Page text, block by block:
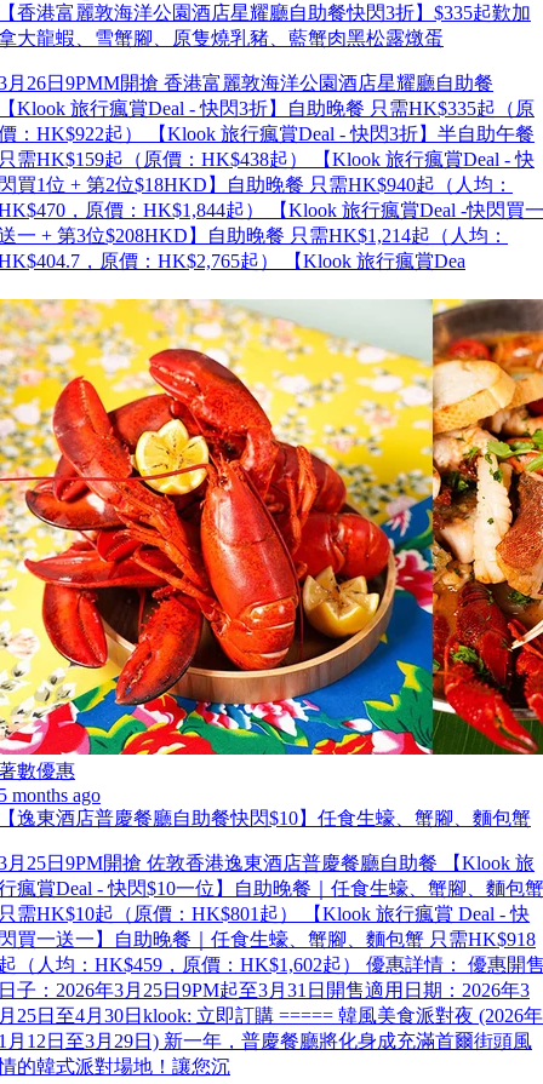
香港富麗敦海洋公園酒店星耀廳自助餐快閃3折】$335起歎加
大龍蝦、雪蟹腳、原隻燒乳豬、藍蟹肉黑松露燉蛋
月26日9PMM開搶 香港富麗敦海洋公園酒店星耀廳自助餐
Klook 旅行瘋賞Deal - 快閃3折】自助晚餐 只需HK$335起（原
：HK$922起） 【Klook 旅行瘋賞Deal - 快閃3折】半自助午餐
需HK$159起（原價：HK$438起） 【Klook 旅行瘋賞Deal - 快
買1位 + 第2位$18HKD】自助晚餐 只需HK$940起（人均：
，原價：HK$1,844起） 【Klook 旅行瘋賞Deal -快閃買一
一 + 第3位$208HKD】自助晚餐 只需HK$1,214起（人均：
，原價：HK$2,765起） 【Klook 旅行瘋賞Dea
數優惠
months ago
逸東酒店普慶餐廳自助餐快閃$10】任食生蠔、蟹腳、麵包蟹
月25日9PM開搶 佐敦香港逸東酒店普慶餐廳自助餐 【Klook 旅
瘋賞Deal - 快閃$10一位】自助晚餐｜任食生蠔、蟹腳、麵包蟹
需HK$10起（原價：HK$801起） 【Klook 旅行瘋賞 Deal - 快
買一送一】自助晚餐｜任食生蠔、蟹腳、麵包蟹 只需HK$918
（人均：HK$459，原價：HK$1,602起） 優惠詳情： 優惠開
子：2026年3月25日9PM起至3月31日開售適用日期：2026年3
25日至4月30日klook: 立即訂購 ===== 韓風美食派對夜 (2026年
月12日至3月29日) 新一年，普慶餐廳將化身成充滿首爾街頭風
的韓式派對場地！讓您沉